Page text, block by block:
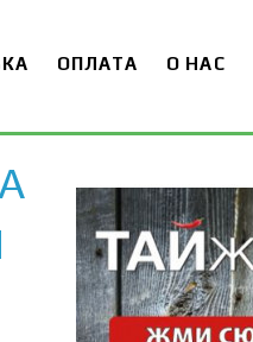
ОПЛАТА О НАС